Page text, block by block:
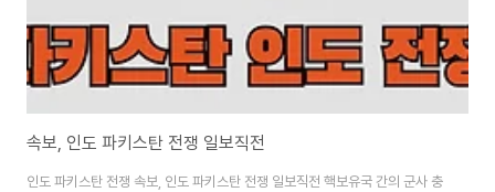
속보, 인도 파키스탄 전쟁 일보직전
인도 파키스탄 전쟁 속보, 인도 파키스탄 전쟁 일보직전 핵보유국 간의 군사 충